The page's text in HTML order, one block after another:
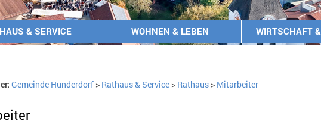
& SERVICE WOHNEN & LEBEN WIRTSCHAFT
Gemeinde Hunderdorf> Rathaus & Service> Rathaus> Mitarbeiter